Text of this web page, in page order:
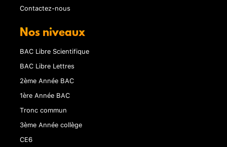
Contactez-nous
Nos niveaux
BAC Libre Scientifique
BAC Libre Lettres
2ème Année BAC
1ère Année BAC
Tronc commun
3ème Année collège
CE6